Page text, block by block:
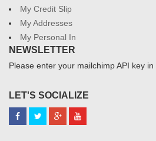
My Credit Slip
My Addresses
My Personal In
NEWSLETTER
Please enter your mailchimp API key in
LET'S SOCIALIZE